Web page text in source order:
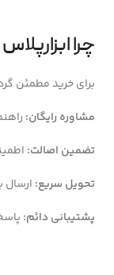
چرا
برای خرید مطمئن
مشاوره رایگان:
تضمین اصالت:
تحویل سریع:
پشتیبانی دائم: